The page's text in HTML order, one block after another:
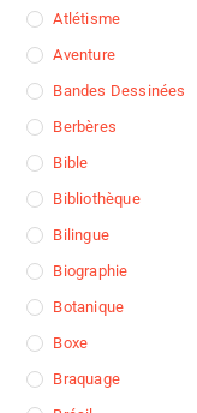
Atlétisme
Aventure
Bandes Dessinées
Berbères
Bible
Bibliothèque
Bilingue
Biographie
Botanique
Boxe
Braquage